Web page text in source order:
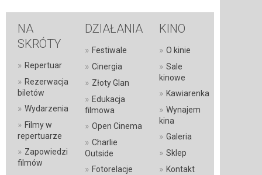
NA
SKRÓTY
» Repertuar
» Rezerwacja
biletów
» Wydarzenia
» Filmy w
repertuarze
» Zapowiedzi
filmów
DZIAŁANIA
» Festiwale
» Cinergia
» Złoty Glan
» Edukacja
filmowa
» Open Cinema
» Charlie
Outside
» Fotorelacje
KINO
» O kinie
» Sale
kinowe
» Kawiarenka
» Wynajem
kina
» Galeria
» Sklep
» Kontakt